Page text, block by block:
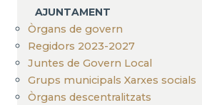
SERVEIS
MUNICIPALS
PERFIL
DEL
CONTRACTANT
ANUNCIS
AJUNTAMENT
Òrgans de govern
Regidors 2023-2027
Juntes de Govern Local
Grups municipals Xarxes socials
Òrgans descentralitzats